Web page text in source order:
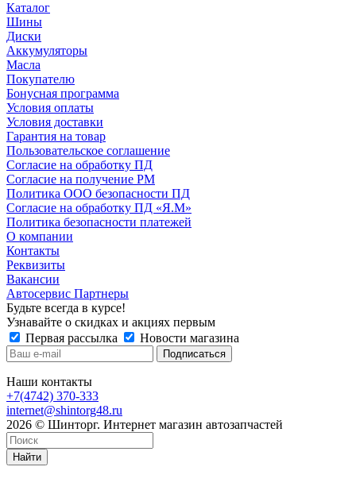
Каталог
Шины
Диски
Аккумуляторы
Масла
Покупателю
Бонусная программа
Условия оплаты
Условия доставки
Гарантия на товар
Пользовательское соглашение
Согласие на обработку ПД
Согласие на получение РМ
Политика ООО безопасности ПД
Согласие на обработку ПД «Я.М»
Политика безопасности платежей
О компании
Контакты
Реквизиты
Вакансии
Автосервис Партнеры
Будьте всегда в курсе!
Узнавайте о скидках и акциях первым
Первая рассылка
Новости магазина
Наши контакты
+7(4742) 370-333
internet@shintorg48.ru
2026 © Шинторг. Интернет магазин автозапчастей
Найти